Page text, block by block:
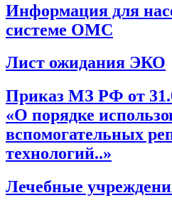
Информация для
системе ОМС
Лист ожидания ЭКО
Приказ МЗ РФ от
«О порядке
вспомогательных
технологий..»
Лечебные